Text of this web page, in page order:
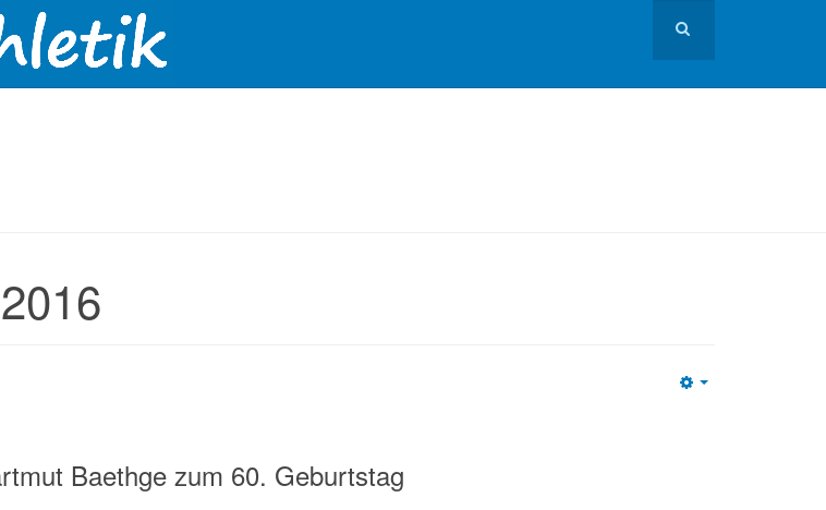
Baethge zum 60. Geburtstag